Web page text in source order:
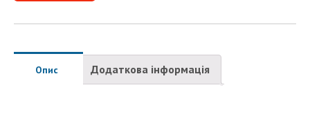
Опис Додаткова інформація